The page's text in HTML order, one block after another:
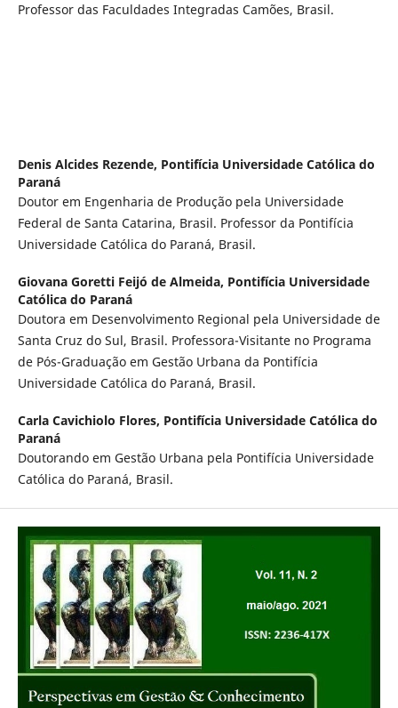
Professor das Faculdades Integradas Camões, Brasil.
Denis Alcides Rezende, Pontifícia Universidade Católica do
Paraná
Doutor em Engenharia de Produção pela Universidade
Federal de Santa Catarina, Brasil. Professor da Pontifícia
Universidade Católica do Paraná, Brasil.
Giovana Goretti Feijó de Almeida, Pontifícia Universidade
Católica do Paraná
Doutora em Desenvolvimento Regional pela Universidade de
Santa Cruz do Sul, Brasil. Professora-Visitante no Programa
de Pós-Graduação em Gestão Urbana da Pontifícia
Universidade Católica do Paraná, Brasil.
Carla Cavichiolo Flores, Pontifícia Universidade Católica do
Paraná
Doutorando em Gestão Urbana pela Pontifícia Universidade
Católica do Paraná, Brasil.